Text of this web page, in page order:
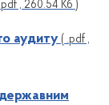
, 260.54 Кб )
аудиту ( .pdf ,